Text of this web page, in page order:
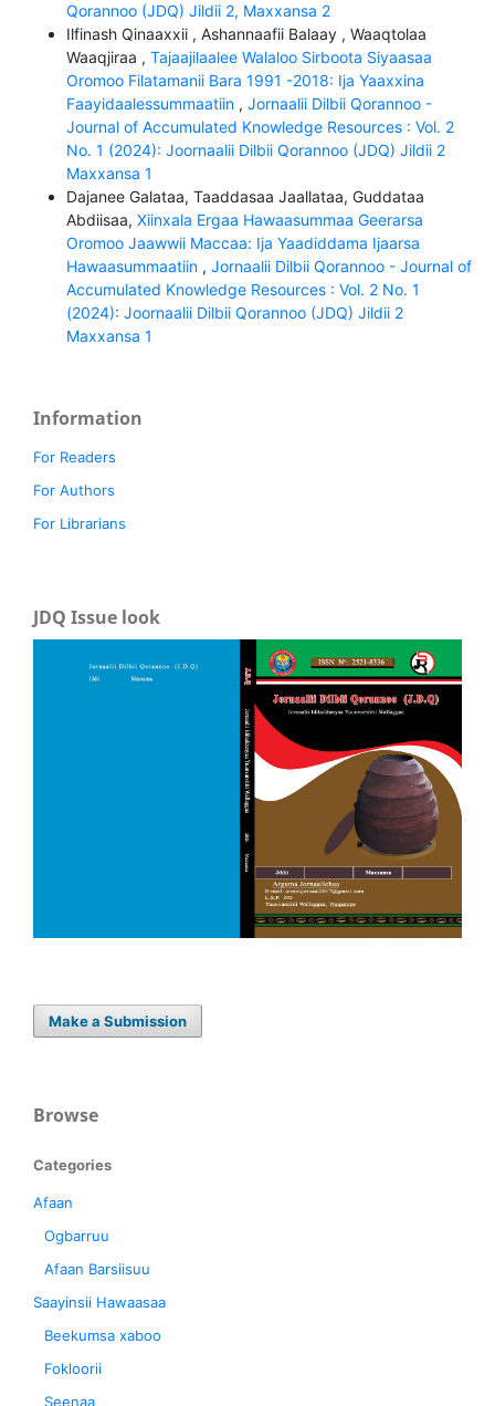
Qorannoo (JDQ) Jildii 2, Maxxansa 2
Ilfinash Qinaaxxii , Ashannaafii Balaay , Waaqtolaa
Waaqjiraa , Tajaajilaalee Walaloo Sirboota Siyaasaa
Oromoo Filatamanii Bara 1991 -2018: Ija Yaaxxina
Faayidaalessummaatiin , Jornaalii Dilbii Qorannoo -
Journal of Accumulated Knowledge Resources : Vol. 2
No. 1 (2024): Joornaalii Dilbii Qorannoo (JDQ) Jildii 2
Maxxansa 1
Dajanee Galataa, Taaddasaa Jaallataa, Guddataa
Abdiisaa, Xiinxala Ergaa Hawaasummaa Geerarsa
Oromoo Jaawwii Maccaa: Ija Yaadiddama Ijaarsa
Hawaasummaatiin , Jornaalii Dilbii Qorannoo - Journal of
Accumulated Knowledge Resources : Vol. 2 No. 1
(2024): Joornaalii Dilbii Qorannoo (JDQ) Jildii 2
Maxxansa 1
Information
For Readers
For Authors
For Librarians
JDQ Issue look
Make a Submission
Browse
Categories
Afaan
Ogbarruu
Afaan Barsiisuu
Saayinsii Hawaasaa
Beekumsa xaboo
Fokloorii
Seenaa